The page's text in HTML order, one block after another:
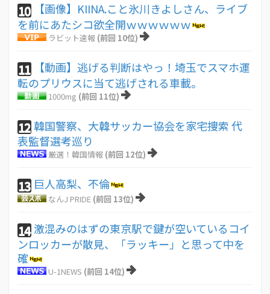
10
【画像】KIINA.こと氷川きよしさん、ライブ
を前にあたシコ欲全開ｗｗｗｗｗｗ
ラビット速報 (前回 10位)
11
【動画】逃げる判断はやっ！埼玉でスマホ運
転のプリウスに当て逃げされる車載。
1000mg (前回 11位)
12韓国警察、大韓サッカー協会を家宅捜索 代
表監督選考巡り
厳選！韓国情報 (前回 12位)
13 巨人高梨、不倫
なんJ PRIDE (前回 13位)
14 激混みのはずの東京駅で鍵が空いているコイ
ンロッカーが散見、「ラッキー」と思って中を
確
U-1NEWS (前回 14位)